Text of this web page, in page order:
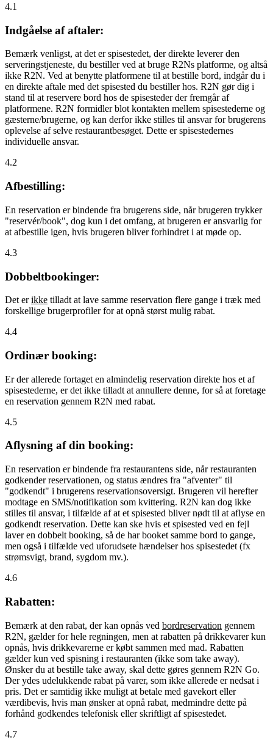
4.1
Indgåelse af aftaler:
Bemærk venligst, at det er spisestedet, der direkte leverer den
serveringstjeneste, du bestiller ved at bruge R2Ns platforme, og altså
ikke R2N. Ved at benytte platformene til at bestille bord, indgår du i
en direkte aftale med det spisested du bestiller hos. R2N gør dig i
stand til at reservere bord hos de spisesteder der fremgår af
platformene. R2N formidler blot kontakten mellem spisestederne og
gæsterne/brugerne, og kan derfor ikke stilles til ansvar for brugerens
oplevelse af selve restaurantbesøget. Dette er spisestedernes
individuelle ansvar.
4.2
Afbestilling:
En reservation er bindende fra brugerens side, når brugeren trykker
"reservér/book", dog kun i det omfang, at brugeren er ansvarlig for
at afbestille igen, hvis brugeren bliver forhindret i at møde op.
4.3
Dobbeltbookinger:
Det erikke tilladt at lave samme reservation flere gange i træk med
forskellige brugerprofiler for at opnå størst mulig rabat.
4.4
Ordinær booking:
Er der allerede fortaget en almindelig reservation direkte hos et af
spisestederne, er det ikke tilladt at annullere denne, for så at foretage
en reservation gennem R2N med rabat.
4.5
Aflysning af din booking:
En reservation er bindende fra restaurantens side, når restauranten
godkender reservationen, og status ændres fra "afventer" til
"godkendt" i brugerens reservationsoversigt. Brugeren vil herefter
modtage en SMS/notifikation som kvittering. R2N kan dog ikke
stilles til ansvar, i tilfælde af at et spisested bliver nødt til at aflyse en
godkendt reservation. Dette kan ske hvis et spisested ved en fejl
laver en dobbelt booking, så de har booket samme bord to gange,
men også i tilfælde ved uforudsete hændelser hos spisestedet (fx
strømsvigt, brand, sygdom mv.).
4.6
Rabatten:
Bemærk at den rabat, der kan opnås ved bordreservation gennem
R2N, gælder for hele regningen, men at rabatten på drikkevarer kun
opnås, hvis drikkevarerne er købt sammen med mad. Rabatten
gælder kun ved spisning i restauranten (ikke som take away).
Ønsker du at bestille take away, skal dette gøres gennem R2N Go.
Der ydes udelukkende rabat på varer, som ikke allerede er nedsat i
pris. Det er samtidig ikke muligt at betale med gavekort eller
værdibevis, hvis man ønsker at opnå rabat, medmindre dette på
forhånd godkendes telefonisk eller skriftligt af spisestedet.
4.7